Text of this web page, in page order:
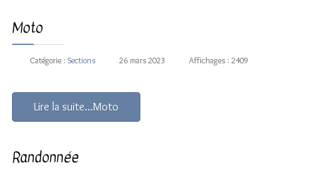
Moto
Catégorie : Sections 26 mars 2023 Affichages : 2409
Lire la suite...Moto
Randonnée